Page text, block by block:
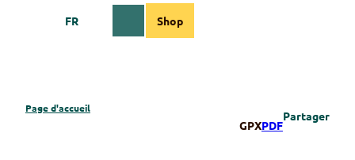
Information
FR Shop
Page d'accueil
GPXPDF
Partager